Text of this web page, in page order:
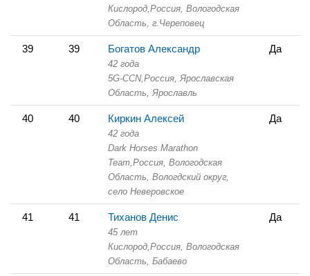
Кислород, Россия, Вологодская
Область, г.Череповец
39 39 Богатов Александр
42 года
5G-CCN, Россия, Ярославская
Область, Ярославль
Да
40 40 Киркин Алексей
42 года
Dark Horses Marathon
Team, Россия, Вологодская
Область, Вологдский округ,
село Неверовское
Да
41 41 Тиханов Денис
45 лет
Кислород, Россия, Вологодская
Область, Бабаево
Да